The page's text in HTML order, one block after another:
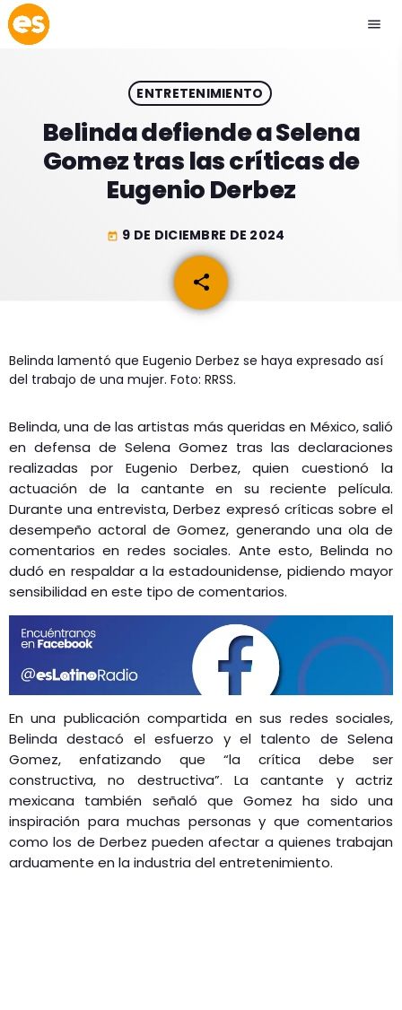
menu
play_arrow EMISIÓN LA PAZ
play_arrow EMISIÓN COCHABAMBA
ESPECTÁCULOS
MÚSICA
ENTRETENIMIENTO
PROGRAMACIÓN
RADIO SPLENDID
CONTACTO
ENTRETENIMIENTO
Belinda defiende a Selena
Gomez tras las críticas de
Eugenio Derbez
today 9 DE DICIEMBRE DE 2024
share
email
Belinda lamentó que Eugenio Derbez se haya expresado así
del trabajo de una mujer. Foto: RRSS.
Belinda, una de las artistas más queridas en México, salió
en defensa de Selena Gomez tras las declaraciones
realizadas por Eugenio Derbez, quien cuestionó la
actuación de la cantante en su reciente película.
Durante una entrevista, Derbez expresó críticas sobre el
desempeño actoral de Gomez, generando una ola de
comentarios en redes sociales. Ante esto, Belinda no
dudó en respaldar a la estadounidense, pidiendo mayor
sensibilidad en este tipo de comentarios​.
En una publicación compartida en sus redes sociales,
Belinda destacó el esfuerzo y el talento de Selena
Gomez, enfatizando que “la crítica debe ser
constructiva, no destructiva”. La cantante y actriz
mexicana también señaló que Gomez ha sido una
inspiración para muchas personas y que comentarios
como los de Derbez pueden afectar a quienes trabajan
arduamente en la industria del entretenimiento​.